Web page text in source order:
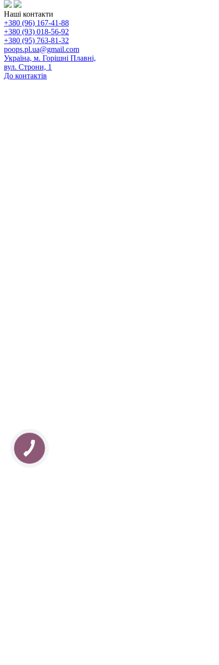
Наші контакти
+380 (96) 167-41-88
+380 (93) 018-56-92
+380 (95) 763-81-32
poops.pl.ua@gmail.com
Україна, м. Горішні Плавні,
вул. Строни, 1
До контактів